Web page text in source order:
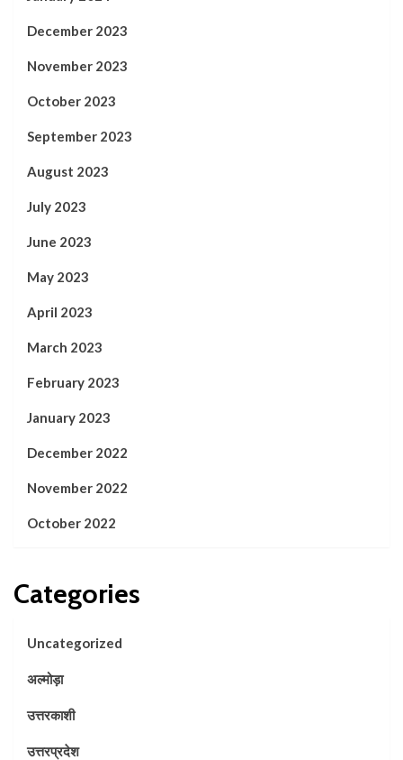
December 2023
November 2023
October 2023
September 2023
August 2023
July 2023
June 2023
May 2023
April 2023
March 2023
February 2023
January 2023
December 2022
November 2022
October 2022
Categories
Uncategorized
अल्मोड़ा
उत्तरकाशी
उत्तरप्रदेश